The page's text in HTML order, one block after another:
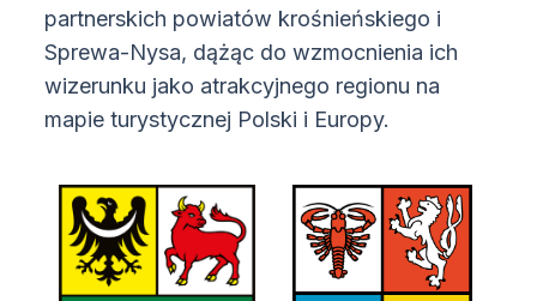
partnerskich powiatów krośnieńskiego i
Sprewa-Nysa, dążąc do wzmocnienia ich
wizerunku jako atrakcyjnego regionu na
mapie turystycznej Polski i Europy.